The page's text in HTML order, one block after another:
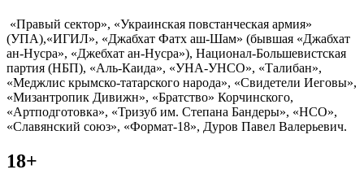
«Правый сектор», «Украинская повстанческая армия»
(УПА),«ИГИЛ», «Джабхат Фатх аш-Шам» (бывшая «Джабхат
ан-Нусра», «Джебхат ан-Нусра»), Национал-Большевистская
партия (НБП), «Аль-Каида», «УНА-УНСО», «Талибан»,
«Меджлис крымско-татарского народа», «Свидетели Иеговы»,
«Мизантропик Дивижн», «Братство» Корчинского,
«Артподготовка», «Тризуб им. Степана Бандеры», «НСО»,
«Славянский союз», «Формат-18», Дуров Павел Валерьевич.
18+